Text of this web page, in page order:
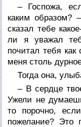
– Госпожа,
каким
сказал тебе
ли я уважал
почитал тебя
меня столь
Тогда она,
– В сердце
Ужели не
то порочно,
пожелание? Это